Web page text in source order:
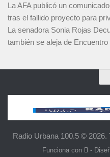
La AFA publicó un
tras el fallido proyecto para
La senadora Sonia Rojas
también se aleja de
Radio Urbana 100.5 ©
Funciona con -